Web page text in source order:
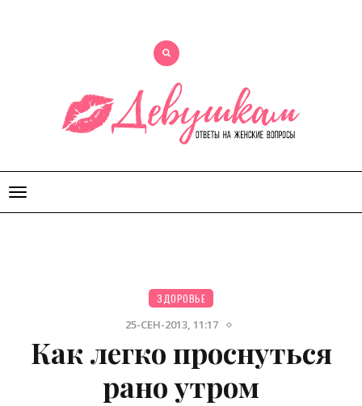
Открыть
меню
ЗДОРОВЬЕ
25-СЕН-2013, 11:17
Как легко проснуться
рано утром